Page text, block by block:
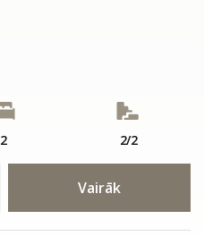
2 2/2
Vairāk